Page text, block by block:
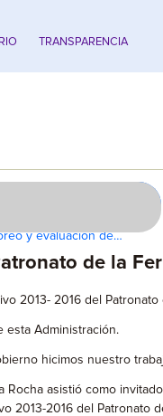
TRANSPARENCIA
y evaluación de…
de la
2013- 2016 del
esta Administración.
hicimos nuestro
Rocha asistió como
2013-2016 del